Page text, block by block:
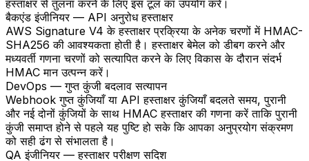
हस्ताक्षर से तुलना करने के लिए इस टूल का उपयोग करें।
बैकएंड इंजीनियर — API अनुरोध हस्ताक्षर
AWS Signature V4 के हस्ताक्षर प्रक्रिया के अनेक चरणों में HMAC-
SHA256 की आवश्यकता होती है। हस्ताक्षर बेमेल को डीबग करने और
मध्यवर्ती गणना चरणों को सत्यापित करने के लिए विकास के दौरान संदर्भ
HMAC मान उत्पन्न करें।
DevOps — गुप्त कुंजी बदलाव सत्यापन
Webhook गुप्त कुंजियाँ या API हस्ताक्षर कुंजियाँ बदलते समय, पुरानी
और नई दोनों कुंजियों के साथ HMAC हस्ताक्षर की गणना करें ताकि पुरानी
कुंजी समाप्त होने से पहले यह पुष्टि हो सके कि आपका अनुप्रयोग संक्रमण
को सही ढंग से संभालता है।
QA इंजीनियर — हस्ताक्षर परीक्षण सदिश